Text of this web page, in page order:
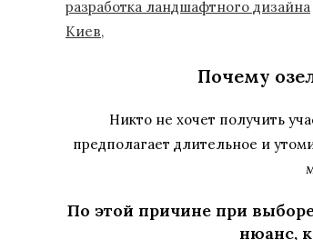
Почему
Никто не хочет получить
предполагает длительное и
По этой причине при
нюанс,